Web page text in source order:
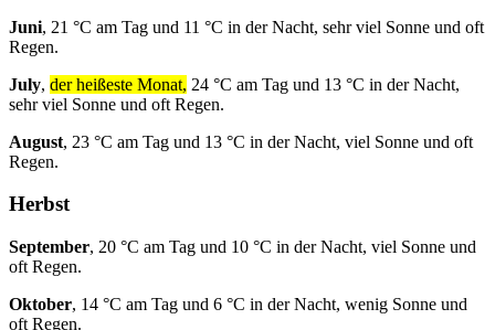
Juni, 21 °C am Tag und 11 °C in der Nacht, sehr viel Sonne und oft
Regen.
July, der heißeste Monat, 24 °C am Tag und 13 °C in der Nacht,
sehr viel Sonne und oft Regen.
August, 23 °C am Tag und 13 °C in der Nacht, viel Sonne und oft
Regen.
Herbst
September, 20 °C am Tag und 10 °C in der Nacht, viel Sonne und
oft Regen.
Oktober, 14 °C am Tag und 6 °C in der Nacht, wenig Sonne und
oft Regen.